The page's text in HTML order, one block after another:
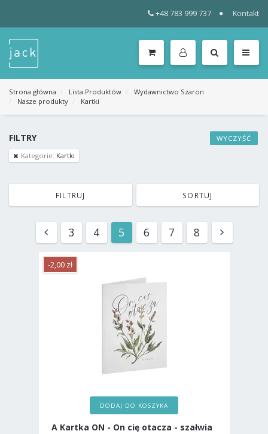
+48 783 999 737 Kontakt
KATEGORIE
MENU
Strona główna Lista Produktów
Wydawnictwo Szaron
Nasze produkty
Kartki
FILTRY
WYCZYŚĆ
Kategorie: Kartki
FILTRUJ SORTUJ
3 4 5 6 7 8
-2,00 zł
DODAJ DO KOSZYKA
A Kartka ON - On cię otacza - szałwia